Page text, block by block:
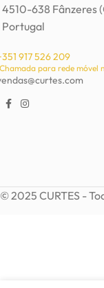
4510-638 Fânzeres
Portugal
917 526 209
para rede móvel
© 2025 CURTES -